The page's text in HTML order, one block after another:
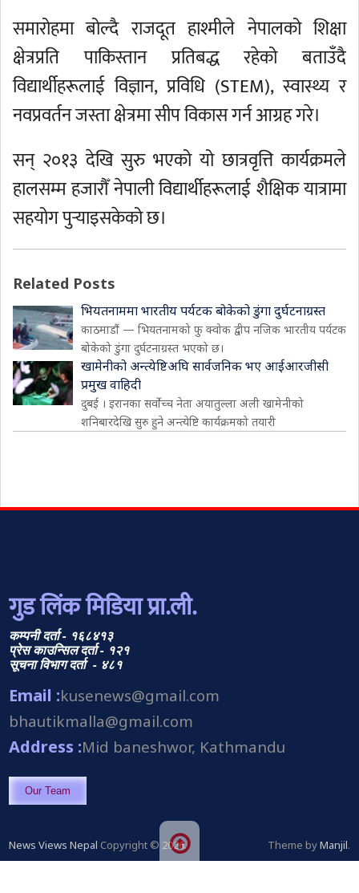
समारोहमा बोल्दै राजदूत हाश्मीले नेपालको शिक्षा
क्षेत्रप्रति पाकिस्तान प्रतिबद्ध रहेको बताउँदै
विद्यार्थीहरूलाई विज्ञान, प्रविधि (STEM), स्वास्थ्य र
नवप्रवर्तन जस्ता क्षेत्रमा सीप विकास गर्न आग्रह गरे।
सन् २०१३ देखि सुरु भएको यो छात्रवृत्ति कार्यक्रमले
हालसम्म हजारौँ नेपाली विद्यार्थीहरूलाई शैक्षिक यात्रामा
सहयोग पुर्‍याइसकेको छ।
Related Posts
भियतनाममा भारतीय पर्यटक बोकेको डुंगा दुर्घटनाग्रस्त
काठमाडौं — भियतनामको फु क्वोक द्वीप नजिक भारतीय पर्यटक
बोकेको डुंगा दुर्घटनाग्रस्त भएको छ।
खामेनीको अन्त्येष्टिअघि सार्वजनिक भए आईआरजीसी
प्रमुख वाहिदी
दुबई । इरानका सर्वोच्च नेता अयातुल्ला अली खामेनीको
शनिबारदेखि सुरु हुने अन्त्येष्टि कार्यक्रमको तयारी
गुड लिंक मिडिया प्रा.ली.
कम्पनी दर्ता - १६८४१३
प्रेस काउन्सिल दर्ता - १२१
सूचना विभाग दर्ता - ४८१
Email :kusenews@gmail.com
bhautikmalla@gmail.com
Address :Mid baneshwor, Kathmandu
Our Team
News Views Nepal Copyright © 2026. Theme byManjil.